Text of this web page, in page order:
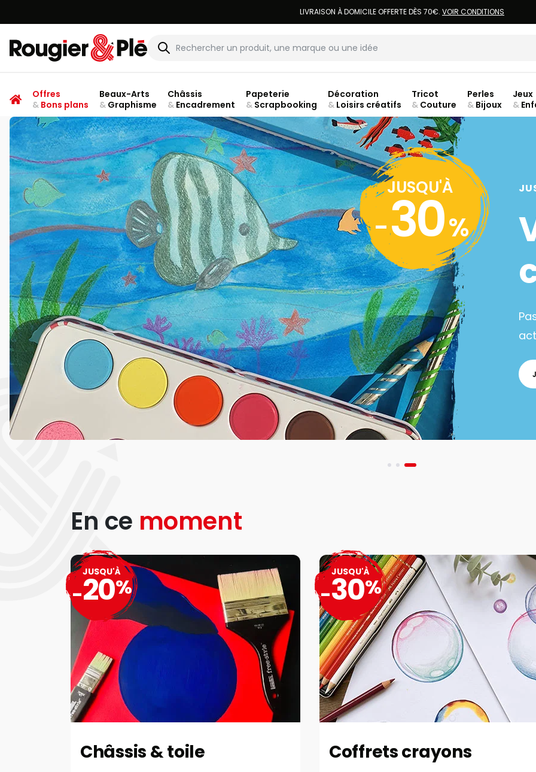
LIVRAISON À DOMICILE OFFERTE DÈS 70€. VOIR CONDITIONS
Rougier & Plé
Offres
&Bons plans
Beaux-Arts
&Graphisme
Châssis
&Encadrement
Papeterie
&Scrapbooking
Décoration
&Loisirs créatifs
Tricot
& Couture
Perles
& Bijoux
Jeux
&
JUSQU'À
-30%
En ce moment
Châssis & toile
JUSQU'À
-20%
Coffrets crayons
JUSQU'À
-30%